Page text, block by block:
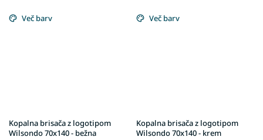
Več barv
Kopalna brisača z logotipom
Wilsondo 70x140 - bežna
Več barv
Kopalna brisača z logotipom
Wilsondo 70x140 - krem